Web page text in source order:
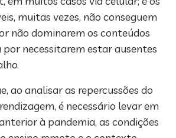
muitas vezes, não conseguem
não dominarem os conteúdos
necessitarem estar ausentes
ao analisar as repercussões do
é necessário levar em
à pandemia, as condições